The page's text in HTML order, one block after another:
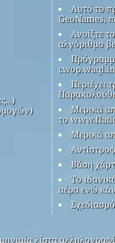
Αυτό το
GeoNames,
Ανοίξτε
αλγόριθμο
Περιέχει
Μερικά
το
Μερικά
Βάση
Το
αέρα ενώ
λίστα